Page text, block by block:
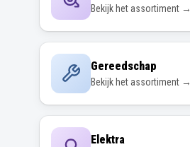
Bekijk het assortiment →
Gereedschap
Bekijk het assortiment →
Elektra